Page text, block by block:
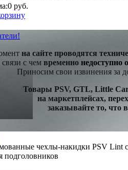
0 руб.
на сайте проводятся
с чем временно недоступно
Приносим свои извинения за
Товары PSV, GTL, Little
на маркетплейсах,
заказывайте то, что
чехлы-накидки PSV
подголовников